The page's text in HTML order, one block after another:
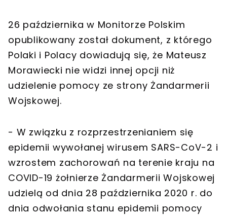
26 października w Monitorze Polskim
opublikowany został dokument, z którego
Polaki i Polacy dowiadują się, że Mateusz
Morawiecki nie widzi innej opcji niż
udzielenie pomocy ze strony Żandarmerii
Wojskowej.
- W związku z rozprzestrzenianiem się
epidemii wywołanej wirusem SARS-CoV-2 i
wzrostem zachorowań na terenie kraju na
COVID-19 żołnierze Żandarmerii Wojskowej
udzielą od dnia 28 października 2020 r. do
dnia odwołania stanu epidemii pomocy